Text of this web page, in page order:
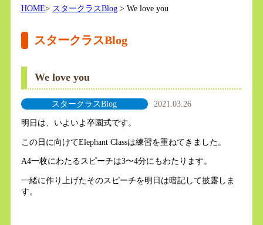
HOME> スタークラスBlog> We love you
スタークラスBlog
We love you
スタークラスBlog 2021.03.26
明日は、いよいよ卒園式です。
この日に向けてElephant Classは練習を重ねてきました。
A4一枚にわたるスピーチは3〜4分にもわたります。
一緒に作り上げたそのスピーチを明日は暗記して披露しま
す。